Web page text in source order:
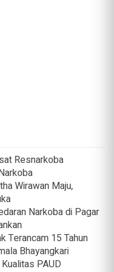
Resnarkoba
Wirawan Maju,
Narkoba di Pagar
Terancam 15 Tahun
Bhayangkari
PAUD